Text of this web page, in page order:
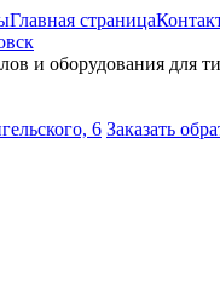
Главная страница
и оборудования для
6 Заказать